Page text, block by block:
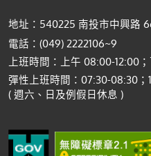
地址：540225 南投市中興路
電話：(049) 2222106~9
上班時間：上午 08:00-12:00；
彈性上班時間：07:30-08:30；
( 週六、日及例假日休息 )